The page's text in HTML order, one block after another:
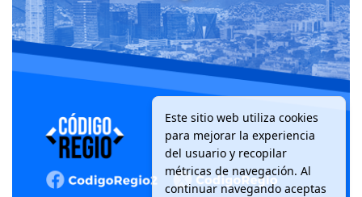
Este sitio web utiliza cookies
para mejorar la experiencia
del usuario y recopilar
métricas de navegación. Al
continuar navegando aceptas